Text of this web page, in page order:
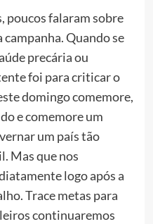
poucos falaram sobre
campanha. Quando se
precária ou
foi para criticar o
domingo comemore,
e comemore um
um país tão
Mas que nos
logo após a
Trace metas para
continuaremos